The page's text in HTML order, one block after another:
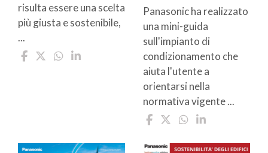
risulta essere una scelta
più giusta e sostenibile,
...
Panasonic ha realizzato
una mini-guida
sull'impianto di
condizionamento che
aiuta l'utente a
orientarsi nella
normativa vigente ...